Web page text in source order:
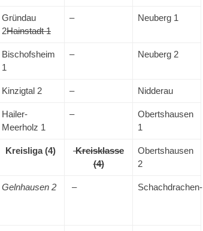
Gründau
2Hainstadt 1
– Neuberg 1
Bischofsheim
1
– Neuberg 2
Kinzigtal 2 – Nidderau
Hailer-
Meerholz 1
–
Obertshausen
1
Kreisliga(4)
Kreisklasse
(4)
Obertshausen
2
Gelnhausen 2 – Schachdrachen-